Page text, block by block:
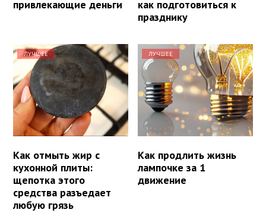
привлекающие деньги
как подготовиться к
празднику
ЛУЧШЕЕ
Как отмыть жир с
кухонной плиты:
щепотка этого
средства разъедает
любую грязь
ЛУЧШЕЕ
Как продлить жизнь
лампочке за 1
движение